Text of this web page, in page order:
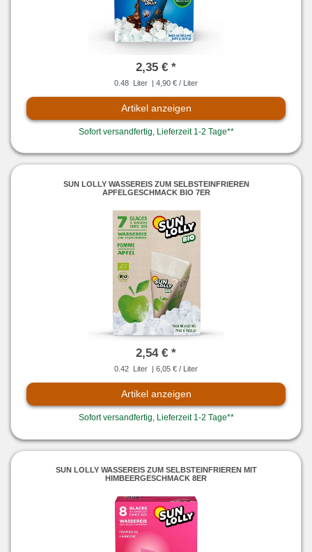
2,35 € *
0.48 Liter | 4,90 € / Liter
Artikel anzeigen
Sofort versandfertig, Lieferzeit 1-2 Tage**
SUN LOLLY WASSEREIS ZUM SELBSTEINFRIEREN
APFELGESCHMACK BIO 7ER
2,54 € *
0.42 Liter | 6,05 € / Liter
Artikel anzeigen
Sofort versandfertig, Lieferzeit 1-2 Tage**
SUN LOLLY WASSEREIS ZUM SELBSTEINFRIEREN MIT
HIMBEERGESCHMACK 8ER